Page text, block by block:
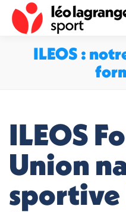
ILEOS :
ILEOS
Union
sportive